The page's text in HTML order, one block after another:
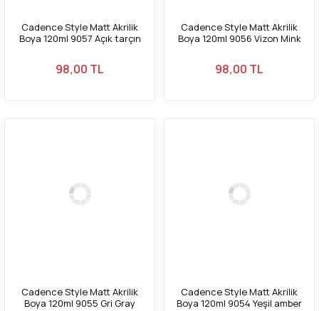
Cadence Style Matt Akrilik
Boya 120ml 9057 Açık tarçın
98,00 TL
Cadence Style Matt Akrilik
Boya 120ml 9056 Vizon Mink
98,00 TL
Cadence Style Matt Akrilik
Boya 120ml 9055 Gri Gray
Cadence Style Matt Akrilik
Boya 120ml 9054 Yeşil amber